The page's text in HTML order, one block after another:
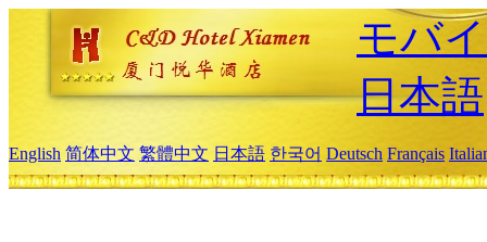
モバ
日本語
English 简体中文 繁體中文 日本語 한국어 Deutsch Français